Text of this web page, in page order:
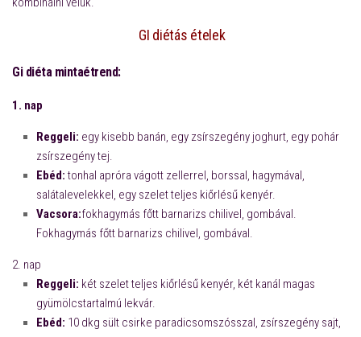
GI diétás ételek
Gi diéta mintaétrend:
1. nap
Reggeli: egy kisebb banán, egy zsírszegény joghurt, egy pohár
zsírszegény tej.
Ebéd:tonhal apróra vágott zellerrel, borssal, hagymával,
salátalevelekkel, egy szelet teljes kiőrlésű kenyér.
Vacsora:fokhagymás főtt barnarizs chilivel, gombával.
Fokhagymás főtt barnarizs chilivel, gombával.
2. nap
Reggeli: két szelet teljes kiőrlésű kenyér, két kanál magas
gyümölcstartalmú lekvár.
Ebéd: 10 dkg sült csirke paradicsomszósszal, zsírszegény sajt,